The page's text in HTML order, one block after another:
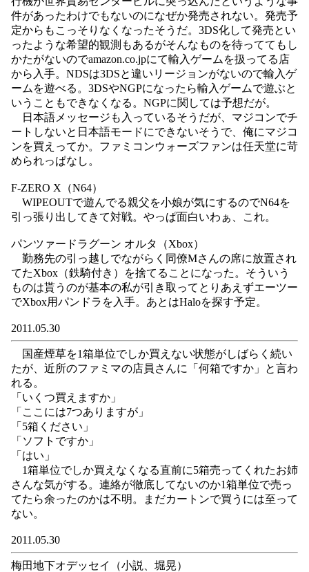
件があったわけでもないのになぜか発売されない。発売予
定からもこっそりなくなったそうだ。3DS化して発売とい
ったような希望的観測もあるがそんなものを待っててもし
かたがないのでamazon.co.jpにて輸入ゲームを扱ってる店
から入手。NDSは3DSと違いリージョンがないので輸入ゲ
ームを遊べる。3DSやNGPになったら輸入ゲームで遊ぶと
いうこともできなくなる。NGPに関しては予想だが。
日本語メッセージも入っているそうだが、マジコンでチ
ートしないと日本語モードにできないそうで、俺にマジコ
ンを買えってか。ファミコンウォーズファンは任天堂に苛
められっぱなし。
F-ZERO X（N64）
WIPEOUTで遊んでる親父を小娘が気にするのでN64を
引っ張り出してきて対戦。やっぱ面白いわぁ、これ。
パンツァードラグーン オルタ（Xbox）
勤務先の引っ越しでながらく同僚Mさんの席に放置され
てたXbox（鉄騎付き）を捨てることになった。そういう
ものは貰うのが基本の私が引き取ってとりあえずエーツー
でXbox用パンドラを入手。あとはHaloを探す予定。
2011.05.30
国産煙草を1箱単位でしか買えない状態がしばらく続い
たが、近所のファミマの店員さんに「何箱ですか」と言わ
れる。
「いくつ買えますか」
「ここには7つありますが」
「5箱ください」
「ソフトですか」
「はい」
1箱単位でしか買えなくなる直前に5箱売ってくれたお姉
さんな気がする。連絡が徹底してないのか1箱単位で売っ
てたら余ったのかは不明。まだカートンで買うには至って
ない。
2011.05.30
梅田地下オデッセイ（小説、堀晃）